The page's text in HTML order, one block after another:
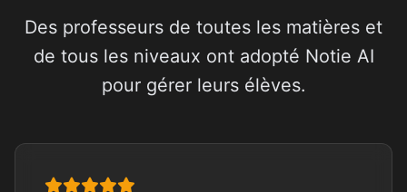
Des professeurs de toutes les matières et
de tous les niveaux ont adopté Notie AI
pour gérer leurs élèves.